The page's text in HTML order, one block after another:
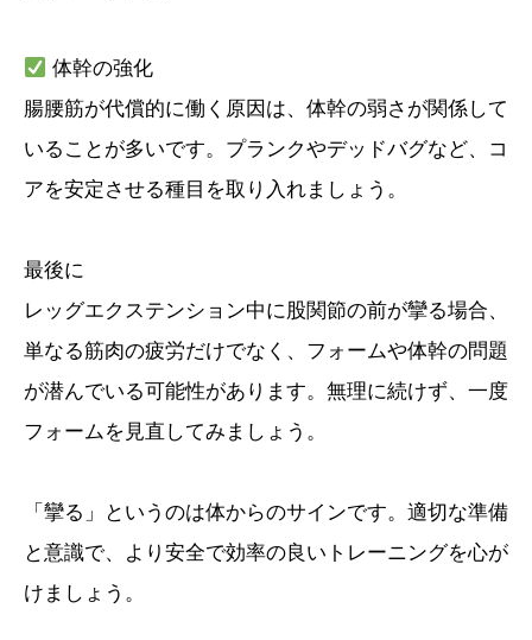
体幹の強化
腸腰筋が代償的に働く原因は、体幹の弱さが関係して
いることが多いです。プランクやデッドバグなど、コ
アを安定させる種目を取り入れましょう。
最後に
レッグエクステンション中に股関節の前が攣る場合、
単なる筋肉の疲労だけでなく、フォームや体幹の問題
が潜んでいる可能性があります。無理に続けず、一度
フォームを見直してみましょう。
「攣る」というのは体からのサインです。適切な準備
と意識で、より安全で効率の良いトレーニングを心が
けましょう。